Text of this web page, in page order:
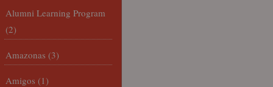
Alumni Learning Program
(2)
Amazonas (3)
Amigos (1)